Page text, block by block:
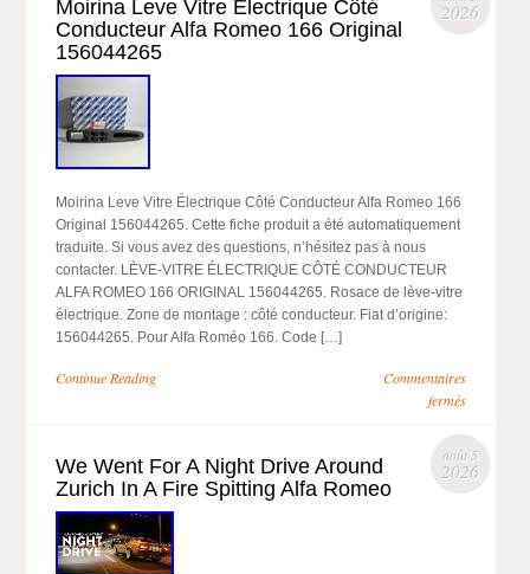
2026
Moirina Leve Vitre Électrique Côté
Conducteur Alfa Romeo 166 Original
156044265
Moirina Leve Vitre Électrique Côté Conducteur Alfa Romeo 166
Original 156044265. Cette fiche produit a été automatiquement
traduite. Si vous avez des questions, n’hésitez pas à nous
contacter. LÈVE-VITRE ÉLECTRIQUE CÔTÉ CONDUCTEUR
ALFA ROMEO 166 ORIGINAL 156044265. Rosace de lève-vitre
électrique. Zone de montage : côté conducteur. Fiat d’origine:
156044265. Pour Alfa Roméo 166. Code […]
Continue Reading
Commentaires
fermés
août 5
2026
We Went For A Night Drive Around
Zurich In A Fire Spitting Alfa Romeo